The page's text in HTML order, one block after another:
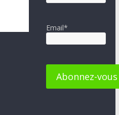
Email*